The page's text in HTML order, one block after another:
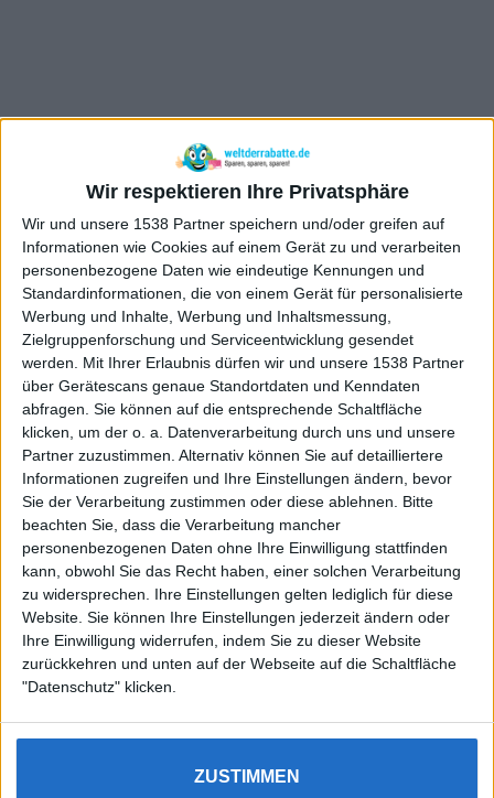
Wir respektieren Ihre Privatsphäre
Wir und unsere 1538 Partner speichern und/oder greifen auf
Informationen wie Cookies auf einem Gerät zu und verarbeiten
personenbezogene Daten wie eindeutige Kennungen und
Standardinformationen, die von einem Gerät für personalisierte
Werbung und Inhalte, Werbung und Inhaltsmessung,
Zielgruppenforschung und Serviceentwicklung gesendet
werden.
Mit Ihrer Erlaubnis dürfen wir und unsere 1538 Partner
über Gerätescans genaue Standortdaten und Kenndaten
abfragen. Sie können auf die entsprechende Schaltfläche
klicken, um der o. a. Datenverarbeitung durch uns und unsere
Partner zuzustimmen. Alternativ können Sie auf detailliertere
Informationen zugreifen und Ihre Einstellungen ändern, bevor
Sie der Verarbeitung zustimmen oder diese ablehnen.
Bitte
beachten Sie, dass die Verarbeitung mancher
personenbezogenen Daten ohne Ihre Einwilligung stattfinden
kann, obwohl Sie das Recht haben, einer solchen Verarbeitung
zu widersprechen. Ihre Einstellungen gelten lediglich für diese
Website. Sie können Ihre Einstellungen jederzeit ändern oder
Ihre Einwilligung widerrufen, indem Sie zu dieser Website
zurückkehren und unten auf der Webseite auf die Schaltfläche
"Datenschutz" klicken.
ZUSTIMMEN
Datenschutz Dein Smartphone – Dein Tarif
Wir nutzen Cookies, um Dir das bestmögliche Erlebnis zu